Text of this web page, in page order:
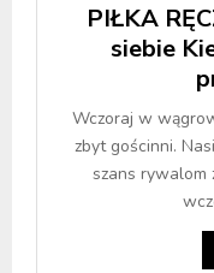
PIŁKA
siebie
Wczoraj w
zbyt gościnni.
szans rywalom